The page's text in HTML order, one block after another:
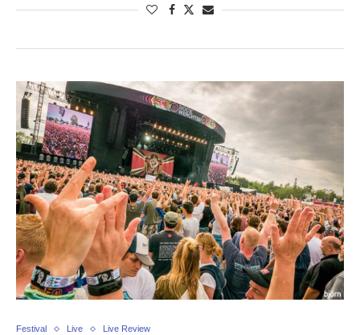
Festival Live Live Review